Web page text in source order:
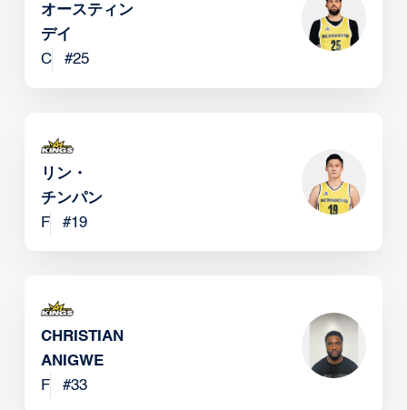
オースティン・
デイ
C
#25
リン・
チンパン
F
#19
CHRISTIAN
ANIGWE
F
#33